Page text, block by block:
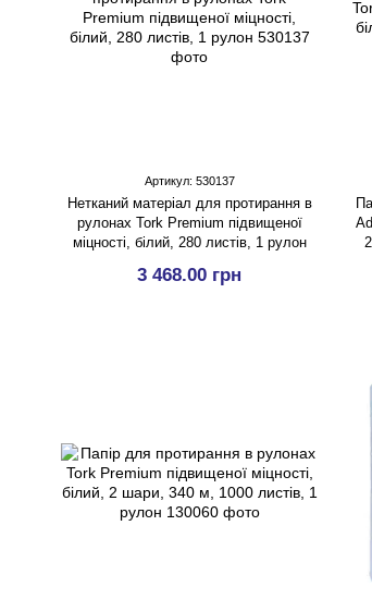
Артикул: 530137
Нетканий матеріал для протирання в
рулонах Tork Premium підвищеної
міцності, білий, 280 листів, 1 рулон
3 468.00 грн